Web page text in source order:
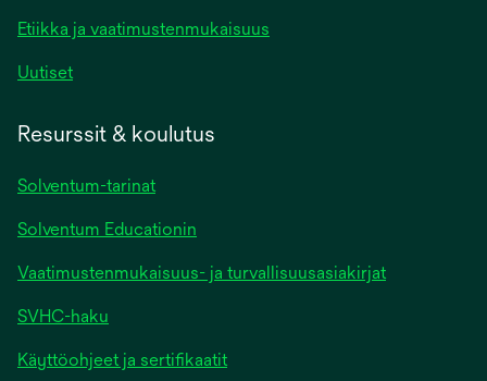
Etiikka ja vaatimustenmukaisuus
Uutiset
Resurssit & koulutus
Solventum-tarinat
Solventum Educationin
Vaatimustenmukaisuus- ja turvallisuusasiakirjat
SVHC-haku
Käyttöohjeet ja sertifikaatit